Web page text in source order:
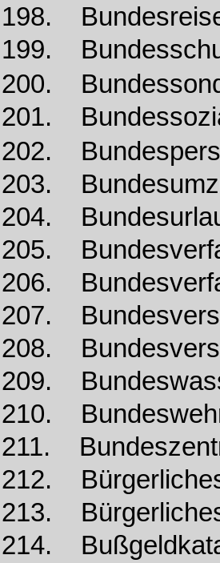
198.
199.
200.
201.
202.
203.
204.
205.
206.
207.
208.
209.
210.
211.
212.
213.
214.